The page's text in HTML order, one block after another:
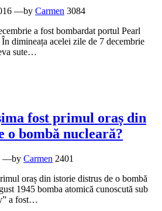
—by Carmen 3084
a fost bombardat portul Pearl
dimineața acelei zile de 7 decembrie
sute…
fost primul oraș din
o bombă nucleară?
—by Carmen 2401
oraș din istorie distrus de o bombă
1945 bomba atomică cunoscută sub
a fost…